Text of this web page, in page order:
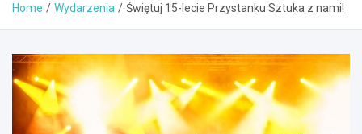
Home Wydarzenia Świętuj 15-lecie Przystanku Sztuka z nami!